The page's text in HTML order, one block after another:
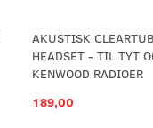
AKUSTISK
HEADSET - TIL TYT
KENWOOD RADIOER
189,00